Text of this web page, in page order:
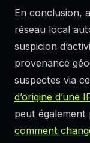
En conclusion,
réseau local
suspicion
provenance
suspectes via
d’origine d’une
peut également
comment